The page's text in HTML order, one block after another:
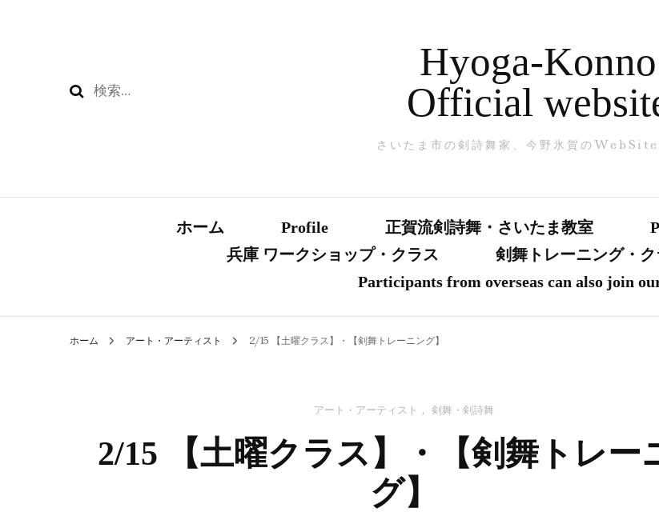
検
Hyoga-Konno
Official
さいたま市の剣詩舞家、今野氷賀のWebSite
ホーム Profile 正賀流剣詩舞・さいたま教室
兵庫 ワークショップ・クラス
剣舞トレーニング・
Participants from overseas can also join
ホーム アート・アーティスト 2/15 【土曜クラス】・【剣舞トレーニング】
アート・アーティスト , 剣舞・剣詩舞
2/15 【土曜クラス】・【剣舞トレー
グ】